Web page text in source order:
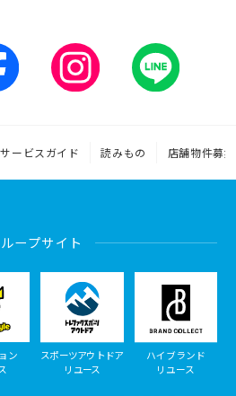
サービスガイド 読みもの 店舗物件募集
ープサイト
ン
スポーツアウトドア
リユース
ハイブランド
リユース